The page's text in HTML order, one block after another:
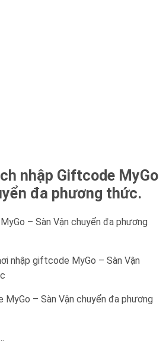
nhập Giftcode MyGo
đa phương thức.
– Sàn Vận chuyển đa phương
nhập giftcode MyGo – Sàn Vận
– Sàn Vận chuyển đa phương